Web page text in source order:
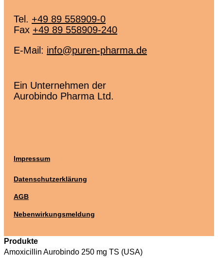
Tel. +49 89 558909-0
Fax +49 89 558909-240
E-Mail: info@puren-pharma.de
Ein Unternehmen der
Aurobindo Pharma Ltd.
Impressum
Datenschutzerklärung
AGB
Nebenwirkungsmeldung
Produkte
Amoxicillin Aurobindo 250 mg TS (USA)